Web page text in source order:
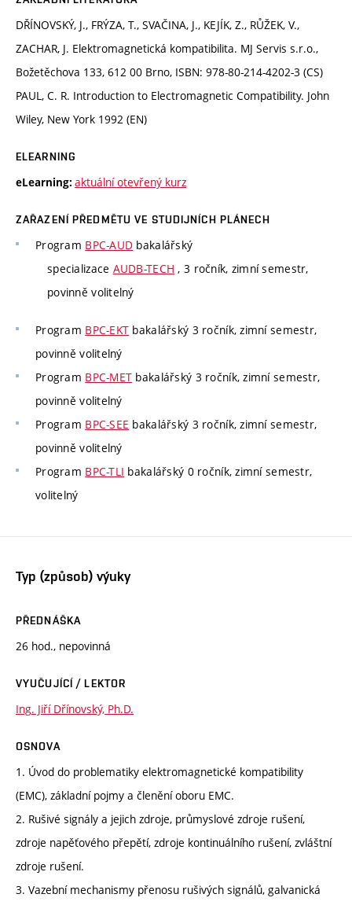
DŘÍNOVSKÝ, J., FRÝZA, T., SVAČINA, J., KEJÍK, Z., RŮŽEK, V.,
ZACHAR, J. Elektromagnetická kompatibilita. MJ Servis s.r.o.,
Božetěchova 133, 612 00 Brno, ISBN: 978-80-214-4202-3 (CS)
PAUL, C. R. Introduction to Electromagnetic Compatibility. John
Wiley, New York 1992 (EN)
ELEARNING
eLearning: aktuální otevřený kurz
ZAŘAZENÍ PŘEDMĚTU VE STUDIJNÍCH PLÁNECH
Program BPC-AUD bakalářský
specializace AUDB-TECH , 3 ročník, zimní semestr,
povinně volitelný
Program BPC-EKT bakalářský 3 ročník, zimní semestr,
povinně volitelný
Program BPC-MET bakalářský 3 ročník, zimní semestr,
povinně volitelný
Program BPC-SEE bakalářský 3 ročník, zimní semestr,
povinně volitelný
Program BPC-TLI bakalářský 0 ročník, zimní semestr,
volitelný
Typ (způsob) výuky
PŘEDNÁŠKA
26 hod., nepovinná
VYUČUJÍCÍ / LEKTOR
Ing. Jiří Dřínovský, Ph.D.
OSNOVA
1. Úvod do problematiky elektromagnetické kompatibility
(EMC), základní pojmy a členění oboru EMC.
2. Rušivé signály a jejich zdroje, průmyslové zdroje rušení,
zdroje napěťového přepětí, zdroje kontinuálního rušení, zvláštní
zdroje rušení.
3. Vazební mechanismy přenosu rušivých signálů, galvanická